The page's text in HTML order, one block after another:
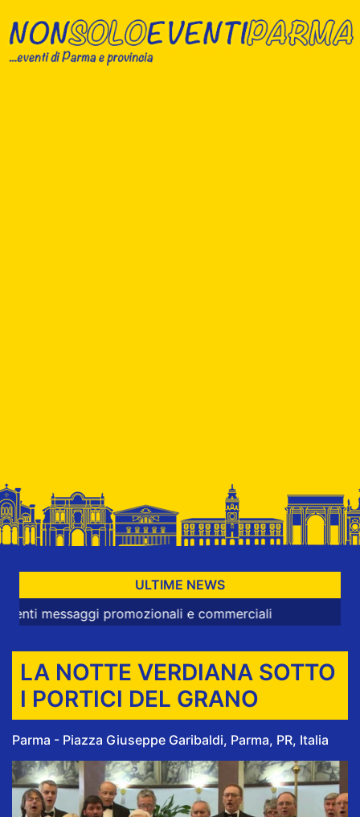
ULTIME NEWS
promozionali e commerciali
LA NOTTE VERDIANA SOTTO
I PORTICI DEL GRANO
Parma - Piazza Giuseppe Garibaldi, Parma, PR, Italia